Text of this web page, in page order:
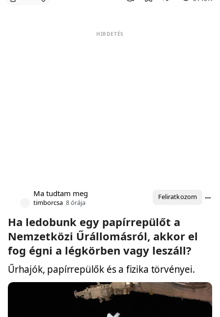
HIRDETÉS
Ma tudtam meg
timborcsa 8 órája
Feliratkozom
Ha ledobunk egy papírrepülőt a
Nemzetközi Űrállomásról, akkor el
fog égni a légkörben vagy leszáll?
Űrhajók, papírrepülők és a fizika törvényei.